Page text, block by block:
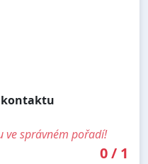
kontaktu
ve správném pořadí!
0/ 1